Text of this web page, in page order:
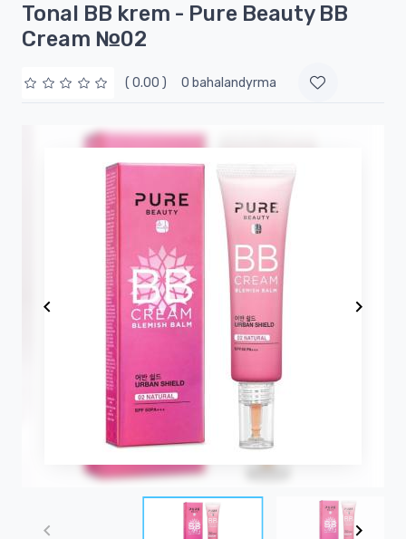
Tonal BB krem - Pure Beauty BB
Cream №02
( 0.00 ) 0 bahalandyrma